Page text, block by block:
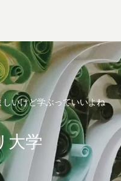
いけど学ぶっていいよね
大学